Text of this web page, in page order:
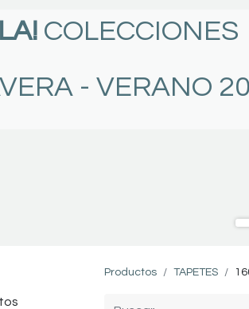
COLECCIONES
- VERANO
Productos TAPETES